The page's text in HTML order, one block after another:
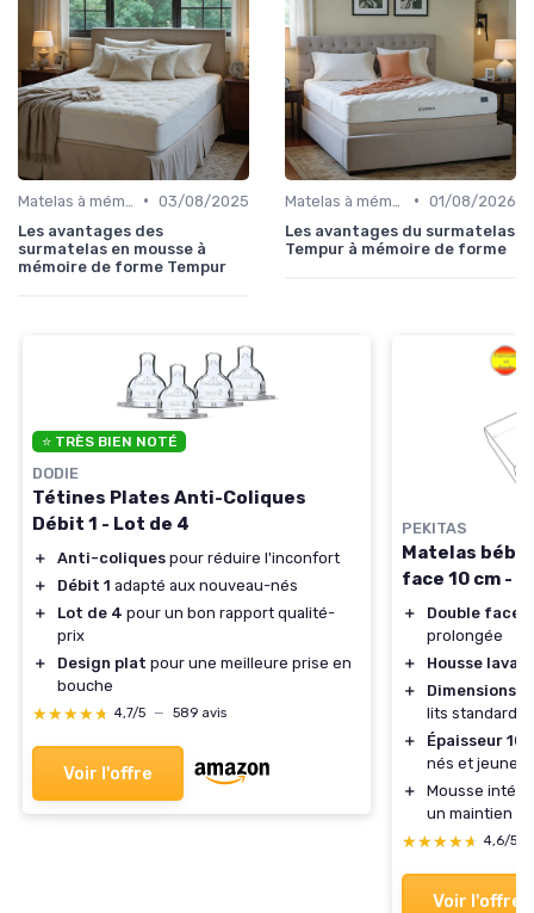
• 03/08/2025
Les avantages des
surmatelas en mousse à
mémoire de forme Tempur
• 01/08/2026
Les avantages du surmatelas
Tempur à mémoire de forme
⭐ TRÈS BIEN NOTÉ
DODIE
Tétines Plates Anti-Coliques
Débit 1 - Lot de 4
＋ Anti-coliques pour réduire l'inconfort
＋
Débit 1 adapté aux nouveau-nés
＋
Lot de 4 pour un bon rapport qualité-
prix
＋
Design plat pour une meilleure prise en
bouche
★★★★★
★★★★★ 4,7/5 — 589 avis
Voir l'offre
PEKITAS
Matelas bébé
face 10 cm -
＋ Double face
prolongée
＋
Housse
＋
Dimensions
lits standards
＋
Épaisseur 10
nés et jeunes
＋
Mousse
un maintien
★★★★★
★★★★★ 4,6/5
Voir l'offre